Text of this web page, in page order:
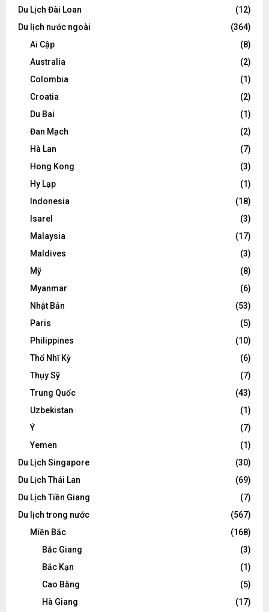
Du Lịch Đài Loan
(12)
Du lịch nước ngoài
(364)
Ai Cập
(8)
Australia
(2)
Colombia
(1)
Croatia
(2)
Du Bai
(1)
Đan Mạch
(2)
Hà Lan
(7)
Hong Kong
(3)
Hy Lạp
(1)
Indonesia
(18)
Isarel
(3)
Malaysia
(17)
Maldives
(3)
Mỹ
(8)
Myanmar
(6)
Nhật Bản
(53)
Paris
(5)
Philippines
(10)
Thổ Nhĩ Kỳ
(6)
Thụy Sỹ
(7)
Trung Quốc
(43)
Uzbekistan
(1)
Ý
(7)
Yemen
(1)
Du Lịch Singapore
(30)
Du Lịch Thái Lan
(69)
Du Lịch Tiền Giang
(7)
Du lịch trong nước
(567)
Miền Bắc
(168)
Bắc Giang
(3)
Bắc Kạn
(1)
Cao Bằng
(5)
Hà Giang
(17)